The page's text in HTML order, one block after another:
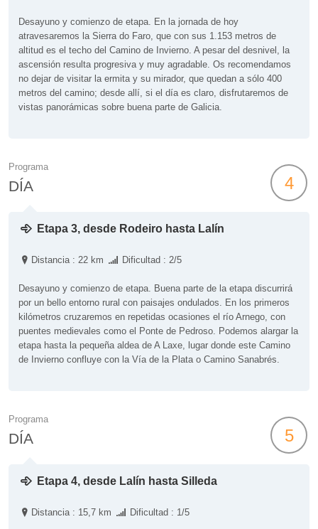
Desayuno y comienzo de etapa. En la jornada de hoy
atravesaremos la Sierra do Faro, que con sus 1.153 metros de
altitud es el techo del Camino de Invierno. A pesar del desnivel, la
ascensión resulta progresiva y muy agradable. Os recomendamos
no dejar de visitar la ermita y su mirador, que quedan a sólo 400
metros del camino; desde allí, si el día es claro, disfrutaremos de
vistas panorámicas sobre buena parte de Galicia.
Programa
DÍA 4
Etapa 3, desde Rodeiro hasta Lalín
Distancia : 22 km Dificultad : 2/5
Desayuno y comienzo de etapa. Buena parte de la etapa discurrirá
por un bello entorno rural con paisajes ondulados. En los primeros
kilómetros cruzaremos en repetidas ocasiones el río Arnego, con
puentes medievales como el Ponte de Pedroso. Podemos alargar la
etapa hasta la pequeña aldea de A Laxe, lugar donde este Camino
de Invierno confluye con la Vía de la Plata o Camino Sanabrés.
Programa
DÍA 5
Etapa 4, desde Lalín hasta Silleda
Distancia : 15,7 km Dificultad : 1/5